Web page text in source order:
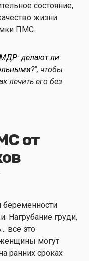
состояние,
жизни
ПМС.
делают ли
", чтобы
лечить его без
от
Нагрубание груди,
все это
могут
ранних сроках